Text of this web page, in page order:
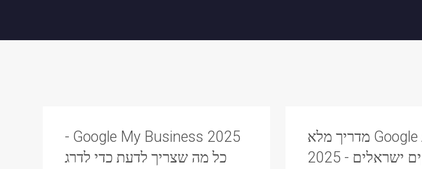
Google Ads מדריך מלא
ישראלים - 2025
Google My Business 2025 -
כל מה שצריך לדעת כדי לדרג